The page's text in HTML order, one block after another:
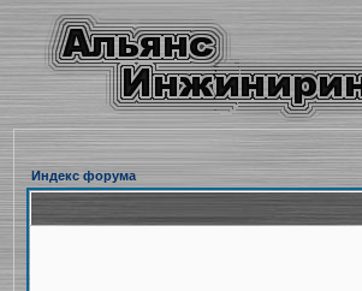
Индекс форума